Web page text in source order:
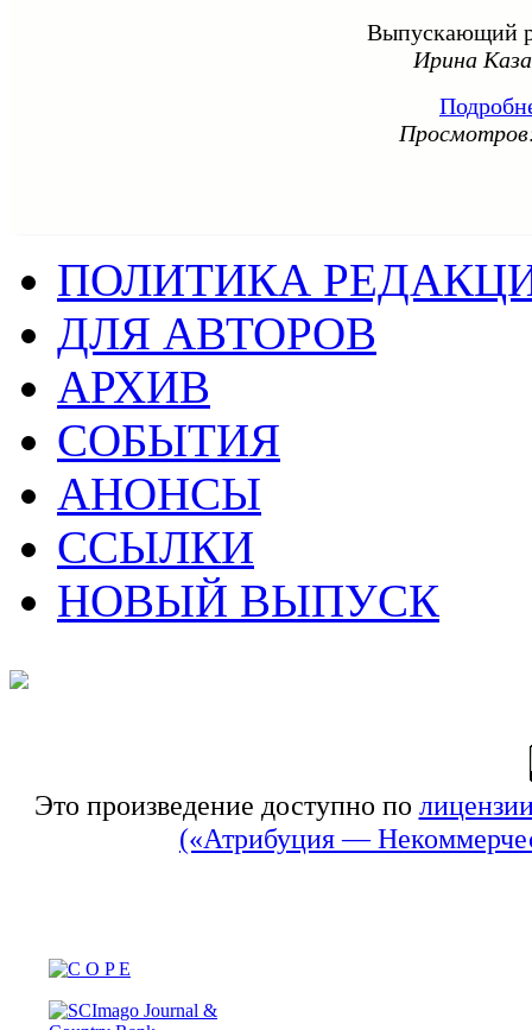
Выпускающий
Ирина
ПОЛИТИКА
ДЛЯ АВТОРОВ
АРХИВ
СОБЫТИЯ
АНОНСЫ
ССЫЛКИ
НОВЫЙ ВЫПУСК
Это произведение доступно по
(«Атрибуция —